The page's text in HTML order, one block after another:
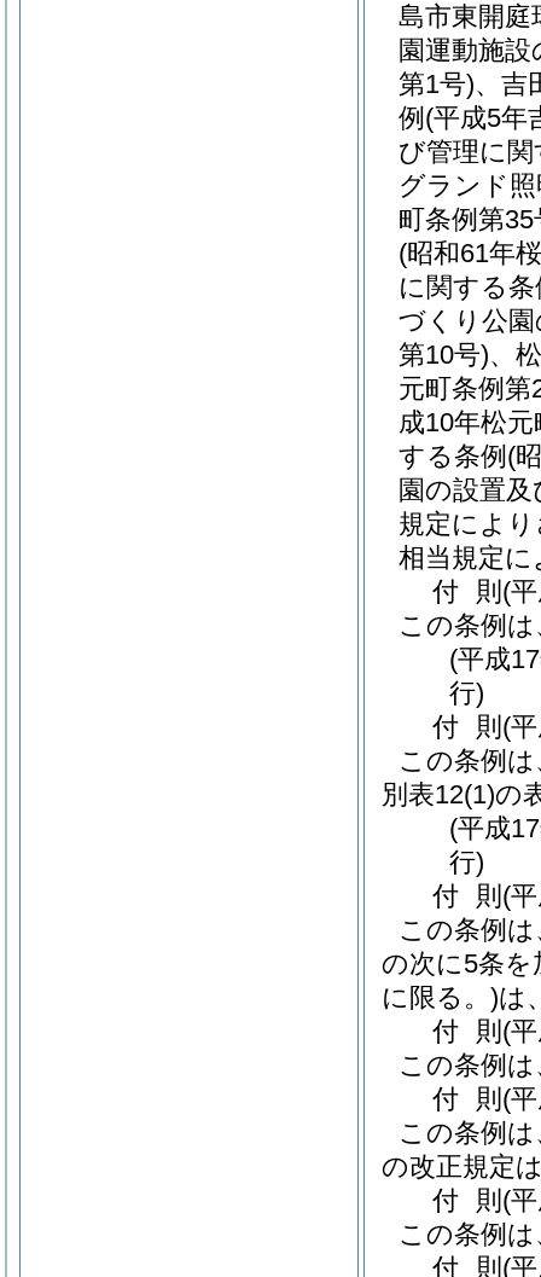
島市東開庭
園運動施
第1号)、吉
例 (平成5年
び管理に
グランド
町条例第35
(昭和61年
に関する条
づくり公
第10号)、
元町条例第
成10年松
する条例 (
園の設置
規定によ
相当規定
付 則 (
この条例
(平成
行)
付 則 (
この条例
別表12(1)の
(平成
行)
付 則 (
この条例
の次に5条を
に限る。)は
付 則 (
この条例
付 則 (
この条例
の改正規定
付 則 (
この条例
付 則 (